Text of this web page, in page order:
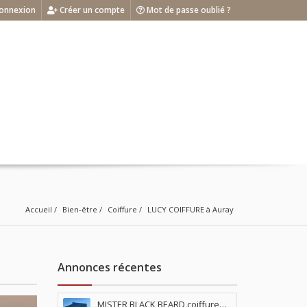
Créer un compte Mot de passe oublié ?
Accueil Bien-être Coiffure LUCY COIFFURE à Auray
Annonces récentes
MISTER BLACK BEARD coiffure